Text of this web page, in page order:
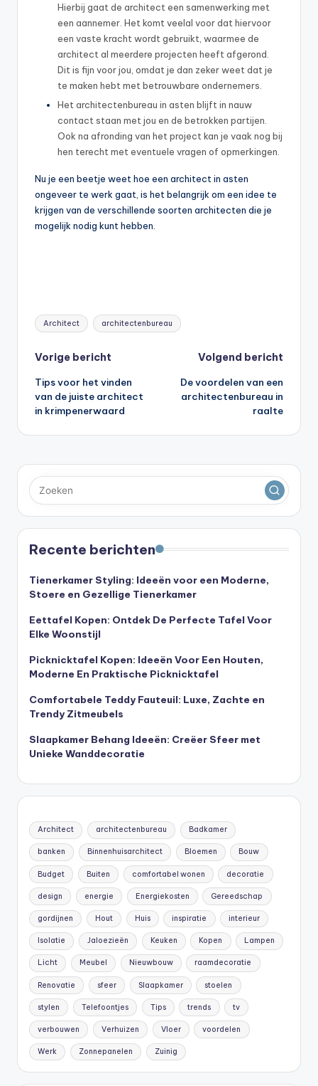
Hierbij gaat de architect een samenwerking met
een aannemer. Het komt veelal voor dat hiervoor
een vaste kracht wordt gebruikt, waarmee de
architect al meerdere projecten heeft afgerond.
Dit is fijn voor jou, omdat je dan zeker weet dat je
te maken hebt met betrouwbare ondernemers.
Het architectenbureau in asten blijft in nauw
contact staan met jou en de betrokken partijen.
Ook na afronding van het project kan je vaak nog bij
hen terecht met eventuele vragen of opmerkingen.
Nu je een beetje weet hoe een architect in asten
ongeveer te werk gaat, is het belangrijk om een idee te
krijgen van de verschillende soorten architecten die je
mogelijk nodig kunt hebben.
Tags:
Architect architectenbureau
Bericht
navigatie
Vorige bericht
Tips voor het vinden
van de juiste architect
in krimpenerwaard
Volgend bericht
De voordelen van een
architectenbureau in
raalte
Recente berichten
Tienerkamer Styling: Ideeën voor een Moderne,
Stoere en Gezellige Tienerkamer
Eettafel Kopen: Ontdek De Perfecte Tafel Voor
Elke Woonstijl
Picknicktafel Kopen: Ideeën Voor Een Houten,
Moderne En Praktische Picknicktafel
Comfortabele Teddy Fauteuil: Luxe, Zachte en
Trendy Zitmeubels
Slaapkamer Behang Ideeën: Creëer Sfeer met
Unieke Wanddecoratie
Architect architectenbureau Badkamer
banken Binnenhuisarchitect Bloemen Bouw
Budget Buiten comfortabel wonen decoratie
design energie Energiekosten Gereedschap
gordijnen Hout Huis inspiratie interieur
Isolatie Jaloezieën Keuken Kopen Lampen
Licht Meubel Nieuwbouw raamdecoratie
Renovatie sfeer Slaapkamer stoelen
stylen Telefoontjes Tips trends tv
verbouwen Verhuizen Vloer voordelen
Werk Zonnepanelen Zuinig